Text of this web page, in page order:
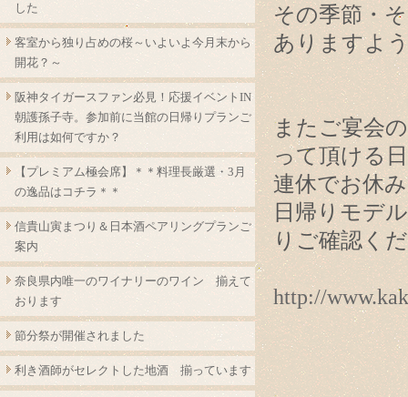
その季節・
ありますよ
またご宴会
って頂ける
連休でお休
日帰りモデ
りご確認く
http://
した
客室から独り占めの桜～いよいよ今月末から
開花？～
阪神タイガースファン必見！応援イベントIN
朝護孫子寺。参加前に当館の日帰りプランご
利用は如何ですか？
【プレミアム極会席】＊＊料理長厳選・3月
の逸品はコチラ＊＊
信貴山寅まつり＆日本酒ペアリングプランご
案内
奈良県内唯一のワイナリーのワイン 揃えて
おります
節分祭が開催されました
利き酒師がセレクトした地酒 揃っています